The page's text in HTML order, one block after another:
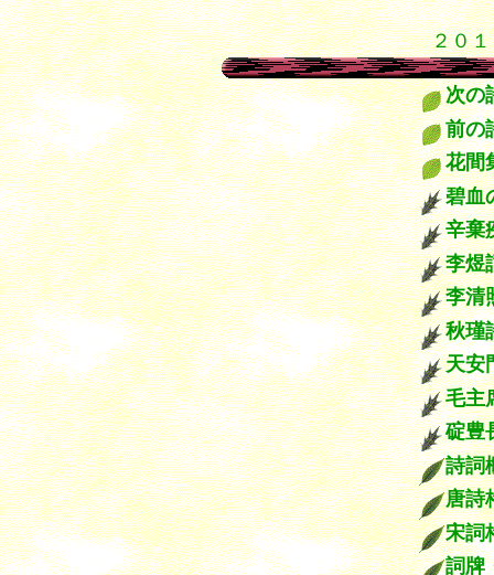
１
２０
次
前
花間
碧血
辛棄
李煜
李清
秋瑾
天安
毛主
碇豊
詩
唐
宋詞
詞牌